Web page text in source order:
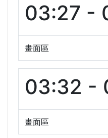
03:27 -
畫面區
03:32 -
畫面區